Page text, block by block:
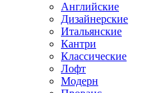
Английские
Дизайнерские
Итальянские
Кантри
Классические
Лофт
Модерн